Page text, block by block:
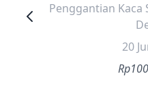
Penggantian Kaca
20